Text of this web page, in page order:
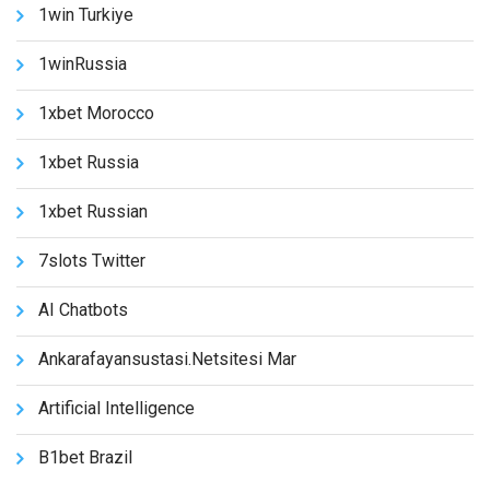
1win Turkiye
1winRussia
1xbet Morocco
1xbet Russia
1xbet Russian
7slots Twitter
AI Chatbots
Ankarafayansustasi.netsitesi Mar
Artificial Intelligence
B1bet Brazil